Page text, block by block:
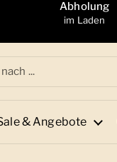
Abholung
im Laden
& Angebote